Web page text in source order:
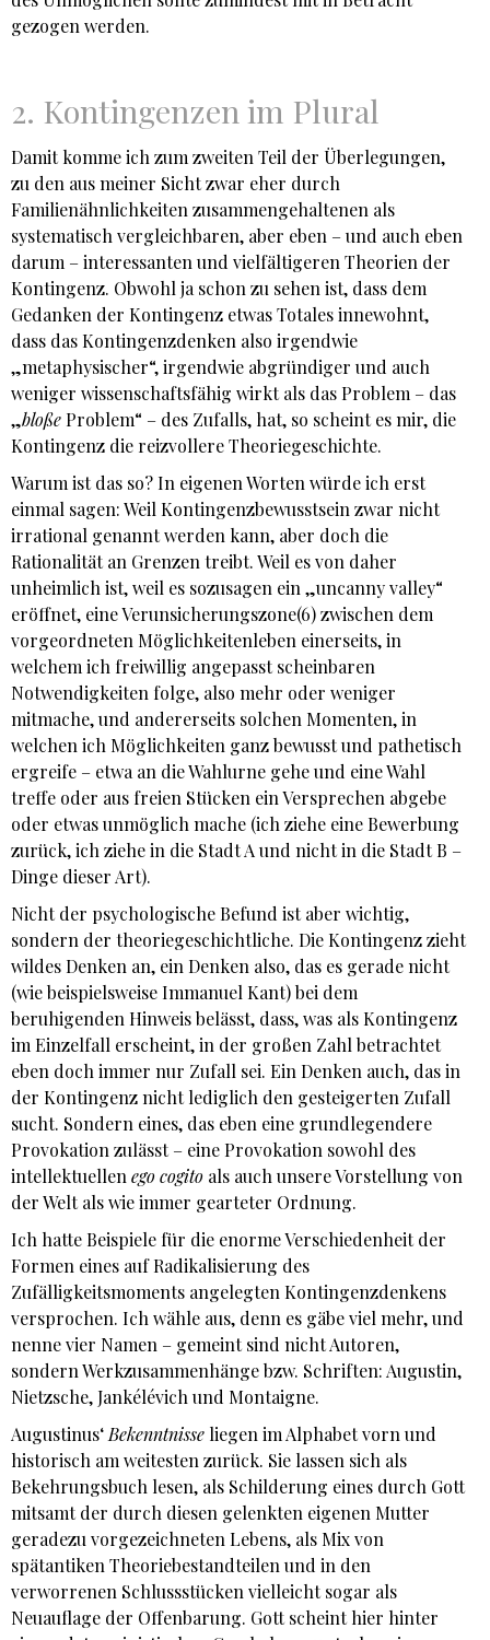
gezogen werden.
2. Kontingenzen im Plural
Damit komme ich zum zweiten Teil der Überlegungen,
zu den aus meiner Sicht zwar eher durch
Familienähnlichkeiten zusammengehaltenen als
systematisch vergleichbaren, aber eben – und auch eben
darum – interessanten und vielfältigeren Theorien der
Kontingenz. Obwohl ja schon zu sehen ist, dass dem
Gedanken der Kontingenz etwas Totales innewohnt,
dass das Kontingenzdenken also irgendwie
„metaphysischer“, irgendwie abgründiger und auch
weniger wissenschaftsfähig wirkt als das Problem – das
„bloßeProblem“ – des Zufalls, hat, so scheint es mir, die
Kontingenz die reizvollere Theoriegeschichte.
Warum ist das so? In eigenen Worten würde ich erst
einmal sagen: Weil Kontingenzbewusstsein zwar nicht
irrational genannt werden kann, aber doch die
Rationalität an Grenzen treibt. Weil es von daher
unheimlich ist, weil es sozusagen ein „uncanny valley“
eröffnet, eine Verunsicherungszone(6) zwischen dem
vorgeordneten Möglichkeitenleben einerseits, in
welchem ich freiwillig angepasst scheinbaren
Notwendigkeiten folge, also mehr oder weniger
mitmache, und andererseits solchen Momenten, in
welchen ich Möglichkeiten ganz bewusst und pathetisch
ergreife – etwa an die Wahlurne gehe und eine Wahl
treffe oder aus freien Stücken ein Versprechen abgebe
oder etwas unmöglich mache (ich ziehe eine Bewerbung
zurück, ich ziehe in die Stadt A und nicht in die Stadt B –
Dinge dieser Art).
Nicht der psychologische Befund ist aber wichtig,
sondern der theoriegeschichtliche. Die Kontingenz zieht
wildes Denken an, ein Denken also, das es gerade nicht
(wie beispielsweise Immanuel Kant) bei dem
beruhigenden Hinweis belässt, dass, was als Kontingenz
im Einzelfall erscheint, in der großen Zahl betrachtet
eben doch immer nur Zufall sei. Ein Denken auch, das in
der Kontingenz nicht lediglich den gesteigerten Zufall
sucht. Sondern eines, das eben eine grundlegendere
Provokation zulässt – eine Provokation sowohl des
intellektuellenego cogito als auch unsere Vorstellung von
der Welt als wie immer gearteter Ordnung.
Ich hatte Beispiele für die enorme Verschiedenheit der
Formen eines auf Radikalisierung des
Zufälligkeitsmoments angelegten Kontingenzdenkens
versprochen. Ich wähle aus, denn es gäbe viel mehr, und
nenne vier Namen – gemeint sind nicht Autoren,
sondern Werkzusammenhänge bzw. Schriften: Augustin,
Nietzsche, Jankélévich und Montaigne.
Augustinus‘Bekenntnisse liegen im Alphabet vorn und
historisch am weitesten zurück. Sie lassen sich als
Bekehrungsbuch lesen, als Schilderung eines durch Gott
mitsamt der durch diesen gelenkten eigenen Mutter
geradezu vorgezeichneten Lebens, als Mix von
spätantiken Theoriebestandteilen und in den
verworrenen Schlussstücken vielleicht sogar als
Neuauflage der Offenbarung. Gott scheint hier hinter